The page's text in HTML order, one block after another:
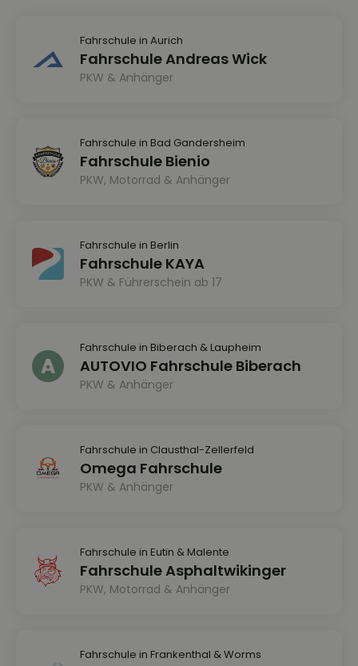
Fahrschule in Aurich
Fahrschule Andreas Wick
PKW & Anhänger
Fahrschule in Bad Gandersheim
Fahrschule Bienio
PKW, Motorrad & Anhänger
Fahrschule in Berlin
Fahrschule KAYA
PKW & Führerschein ab 17
Fahrschule in Biberach & Laupheim
AUTOVIO Fahrschule Biberach
PKW & Anhänger
Fahrschule in Clausthal-Zellerfeld
Omega Fahrschule
PKW & Anhänger
Fahrschule in Eutin & Malente
Fahrschule Asphaltwikinger
PKW, Motorrad & Anhänger
Fahrschule in Frankenthal & Worms